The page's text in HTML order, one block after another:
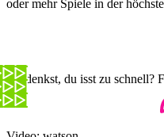
oder mehr Spiele in der
Du denkst, du isst zu schnell?